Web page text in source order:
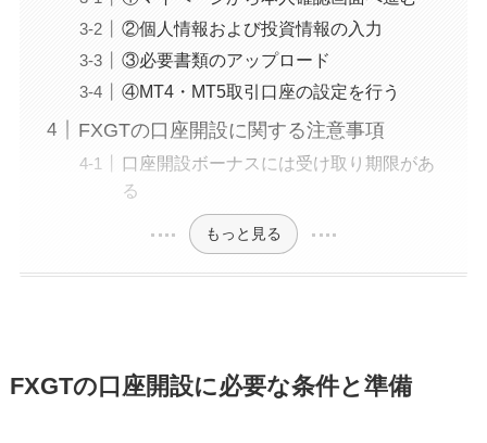
②個人情報および投資情報の入力
③必要書類のアップロード
④MT4・MT5取引口座の設定を行う
FXGTの口座開設に関する注意事項
口座開設ボーナスには受け取り期限があ
る
もっと見る
FXGTの口座開設に必要な条件と準備